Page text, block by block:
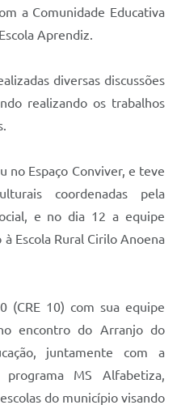
a Comunidade Educativa
Aprendiz.
diversas discussões
realizando os trabalhos
no Espaço Conviver, e teve
coordenadas pela
e no dia 12 a equipe
Escola Rural Cirilo Anoena
(CRE 10) com sua equipe
encontro do Arranjo do
juntamente com a
MS Alfabetiza,
do município visando